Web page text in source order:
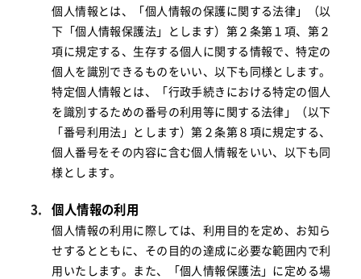
個人情報とは、「個人情報の保護に関する法律」（以
下「個人情報保護法」とします）第２条第１項、第２
項に規定する、生存する個人に関する情報で、特定の
個人を識別できるものをいい、以下も同様とします。
特定個人情報とは、「行政手続きにおける特定の個人
を識別するための番号の利用等に関する法律」（以下
「番号利用法」とします）第２条第８項に規定する、
個人番号をその内容に含む個人情報をいい、以下も同
様とします。
個人情報の利用
個人情報の利用に際しては、利用目的を定め、お知ら
せするとともに、その目的の達成に必要な範囲内で利
用いたします。また、「個人情報保護法」に定める場